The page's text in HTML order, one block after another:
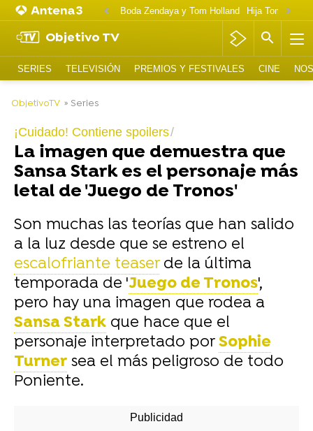
Boda Zendaya y Tom Holland Hija Tom
Objetivo TV
SERIES TELEVISIÓN PREMIOS Y FESTIVALES CINE
ObjetivoTV » Series
¡Cuidado! Contiene spoilers
La imagen que demuestra que
Sansa Stark es el personaje más
letal de 'Juego de Tronos'
Son muchas las teorías que han salido
a la luz desde que se estreno el
escalofriante teaserde la última
temporada de 'Juego de Tronos',
pero hay una imagen que rodea a
Sansa Stark que hace que el
personaje interpretado porSophie
Turner sea el más peligroso de todo
Poniente.